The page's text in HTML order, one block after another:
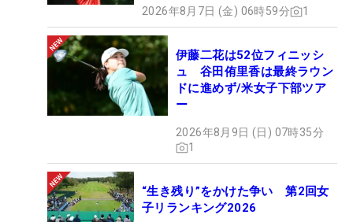
2026年8月7日 (金) 06時59分 1
伊藤二花は52位フィニッシ
ュ 谷田侑里香は最終ラウン
ドに進めず/米女子下部ツア
ー
2026年8月9日 (日) 07時35分
1
“生き残り”をかけた争い 第2回女
子リランキング2026